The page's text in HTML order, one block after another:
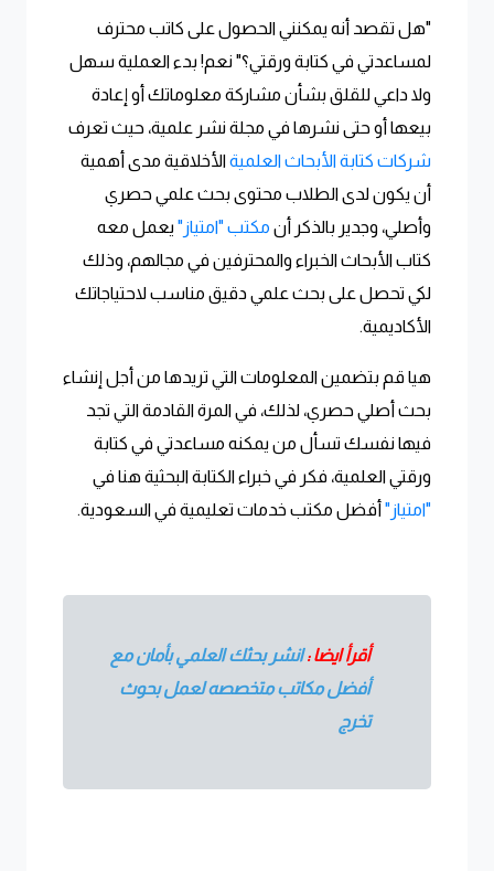
"هل تقصد أنه يمكنني الحصول على كاتب محترف
لمساعدتي في كتابة ورقتي؟" نعم! بدء العملية سهل
ولا داعي للقلق بشأن مشاركة معلوماتك أو إعادة
بيعها أو حتى نشرها في مجلة نشر علمية، حيث تعرف
شركات كتابة الأبحاث العلميةالأخلاقية مدى أهمية
أن يكون لدى الطلاب محتوى بحث علمي حصري
وأصلي، وجدير بالذكر أن مكتب "امتياز" يعمل معه
كتاب الأبحاث الخبراء والمحترفين في مجالهم، وذلك
لكي تحصل على بحث علمي دقيق مناسب لاحتياجاتك
الأكاديمية.
هيا قم بتضمين المعلومات التي تريدها من أجل إنشاء
بحث أصلي حصري، لذلك، في المرة القادمة التي تجد
فيها نفسك تسأل من يمكنه مساعدتي في كتابة
ورقتي العلمية، فكر في خبراء الكتابة البحثية هنا في
"امتياز" أفضل مكتب خدمات تعليمية في السعودية.
أقرأ ايضا :انشر بحثك العلمي بأمان مع
أفضل مكاتب متخصصه لعمل بحوث
تخرج